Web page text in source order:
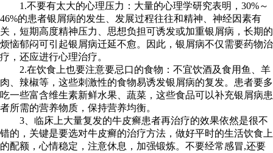
1.不要有太大的心理压力：大量的心理学研究表明，30%～
46%的患者银屑病的发生、发展过程往往和精神、神经因素有
关，短期高度精神压力、思想负担可诱发或加重银屑病，长期的
烦恼郁闷可引起银屑病迁延不愈。因此，银屑病不仅需要药物治
疗，还应进行心理治疗。
2.在饮食上也要注意要忌口的食物：不宜饮酒及食用鱼、羊
肉、辣椒等，这些刺激性的食物易诱发银屑病的复发。患者要多
吃一些富含维生素新鲜水果、蔬菜，这些食品可以补充银屑病患
者所需的营养物质，保持营养均衡。
3、临床上大量复发的牛皮癣患者再治疗的效果依然是很不
错的，关键是要选对牛皮癣的治疗方法，做好平时的生活饮食上
的配额，心情稳定，注意休息，加强锻炼。不要经常感冒,还要